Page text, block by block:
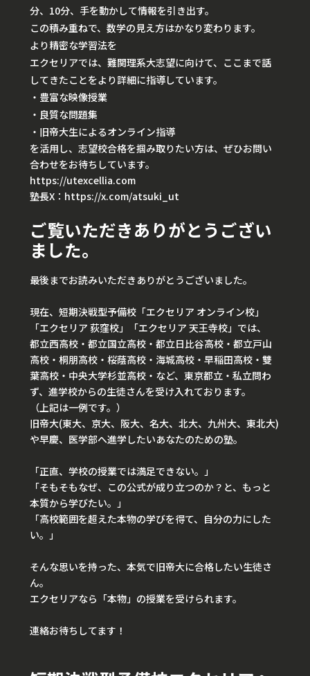
分、10分、手を動かして情報を引き出す。
この積み重ねで、数学の見え方はかなり変わります。
より精密な学習法を
エクセリアでは、難関理系大志望に向けて、ここまで話
してきたことをより詳細に指導しています。
・豊富な映像授業
・良質な問題集
・旧帝大生によるオンライン指導
を活用し、志望校合格を掴み取りたい方は、ぜひお問い
合わせをお待ちしています。
https://utexcellia.com
塾長X： https://x.com/atsuki_ut
ご覧いただきありがとうござい
ました。
最後までお読みいただきありがとうございました。
現在、短期決戦型予備校「エクセリア オンライン校」
「エクセリア 荻窪校」「エクセリア 天王寺校」では、
都立西高校・都立国立高校・都立日比谷高校・都立戸山
高校・桐朋高校・桜蔭高校・海城高校・早稲田高校・雙
葉高校・中央大学杉並高校・など、東京都立・私立問わ
ず、進学校からの生徒さんを受け入れております。
（上記は一例です。）
旧帝大(東大、京大、阪大、名大、北大、九州大、東北大)
や早慶、医学部へ進学したいあなたのための塾。
「正直、学校の授業では満足できない。」
「そもそもなぜ、この公式が成り立つのか？と、もっと
本質から学びたい。」
「高校範囲を超えた本物の学びを得て、自分の力にした
い。」
そんな思いを持った、本気で旧帝大に合格したい生徒さ
ん。
エクセリアなら「本物」の授業を受けられます。
連絡お待ちしてます！